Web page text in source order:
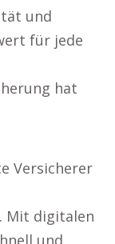
und
für jede
hat
Versicherer
Mit digitalen
und